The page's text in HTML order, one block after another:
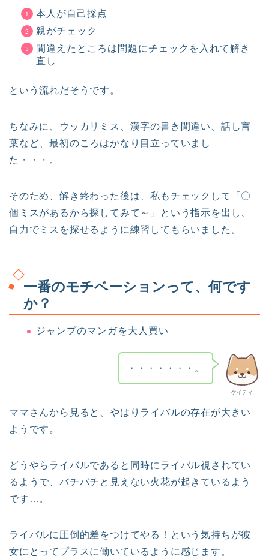
本人が自己採点
親がチェック
間違えたところは問題にチェックを入れて解き
直し
という流れだそうです。
ちなみに、ウッカリミス、漢字の書き間違い、話し言
葉など、最初のころはかなり目立っていまし
た・・・。
そのため、解き終わった後は、私もチェックして「〇
個ミスがあるから探してみて～」という指示を出し、
自力でミスを探せるように練習してもらいました。
一番のモチベーションって、何です
か？
ジャンプのマンガを大人買い
ケイティ
・・・・・・・。
ママさんから見ると、やはりライバルの存在が大きい
ようです。
どうやらライバルであると同時にライバル視されてい
るようで、バチバチと見えない火花が起きているよう
です…。
ライバルに圧倒的差をつけてやる！という気持ちが彼
女にとってプラスに働いているように感じます。